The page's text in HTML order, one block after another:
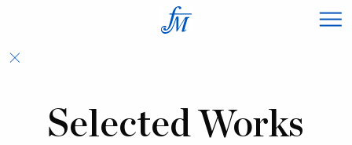
×
Selected Works